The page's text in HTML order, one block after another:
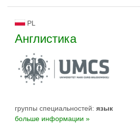
PL
Англистика
группы специальностей: язык
больше информации »